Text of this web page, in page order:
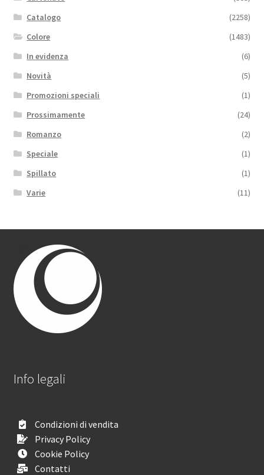
Catalogo
(2258)
Colore
(1483)
In evidenza
(6)
Novità
(5)
Promozioni speciali
(1)
Prossimamente
(24)
Romanzo
(2)
Speciale
(1)
Spillato
(1)
Varie
(11)
Info legali
Condizioni di vendita
Privacy Policy
Cookie Policy
Contatti